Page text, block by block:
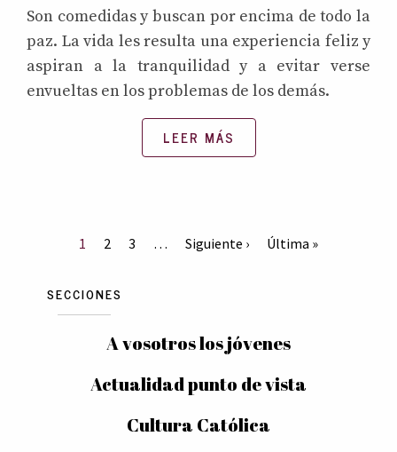
Son comedidas y buscan por encima de todo la
paz. La vida les resulta una experiencia feliz y
aspiran a la tranquilidad y a evitar verse
envueltas en los problemas de los demás.
LEER MÁS
1 2 3 … Siguiente › Última »
SECCIONES
A vosotros los jóvenes
Actualidad punto de vista
Cultura Católica